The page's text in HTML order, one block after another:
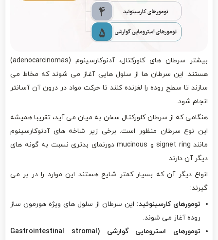
بیشتر سرطان های کلورکتال، آدنوکارسینوم (adenocarcinomas)
هستند. این سرطان ها از سلول هایی آغاز می شوند که مخاط می
سازند تا سطح روده را لغزنده کنند تا حرکت مواد در درون آن آسانتر
انجام شود.
هنگامی که از سرطان کلورکتال سخن به میان می آید، تقریبا همیشه
این نوع سرطان منظور است. برخی زیر شاخه های آدنوکارسینوم
مانند signet ring و mucinous دورنمای بدتری نسبت به گونه های
دیگر آن دارند.
انواع دیگر آن که بسیار کمتر شایع هستند این موارد را در بر می
گیرند:
تومورهای کارسینوئید: این سرطان از سلول های ویژه هورمون ساز
روده آغاز می شوند.
تومورهای استرومایی گوارشی (Gastrointestinal stromal